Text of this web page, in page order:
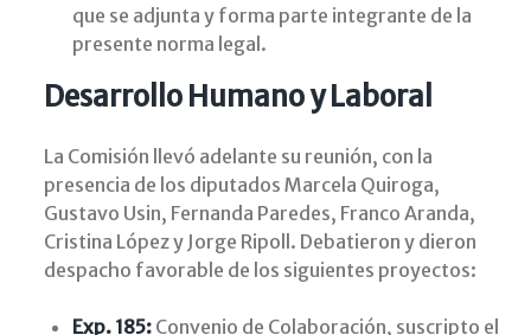
que se adjunta y forma parte integrante de la
presente norma legal.
Desarrollo Humano y Laboral
La Comisión llevó adelante su reunión, con la
presencia de los diputados Marcela Quiroga,
Gustavo Usin, Fernanda Paredes, Franco Aranda,
Cristina López y Jorge Ripoll. Debatieron y dieron
despacho favorable de los siguientes proyectos:
Exp. 185: Convenio de Colaboración, suscripto el